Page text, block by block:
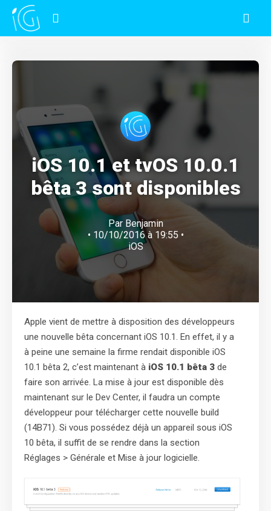
iOS 10.1 et tvOS 10.0.1
bêta 3 sont disponibles
Par Benjamin
• 10/10/2016 à 19:55 •
iOS
Apple vient de mettre à disposition des développeurs
une nouvelle bêta concernant iOS 10.1. En effet, il y a
à peine une semaine la firme rendait disponible iOS
10.1 bêta 2, c’est maintenant à iOS 10.1 bêta 3 de
faire son arrivée. La mise à jour est disponible dès
maintenant sur le Dev Center, il faudra un compte
développeur pour télécharger cette nouvelle build
(14B71). Si vous possédez déjà un appareil sous iOS
10 bêta, il suffit de se rendre dans la section
Réglages > Générale et Mise à jour logicielle.